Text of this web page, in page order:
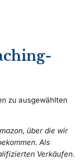
zu ausgewählten
über die wir
Als
Verkäufen.